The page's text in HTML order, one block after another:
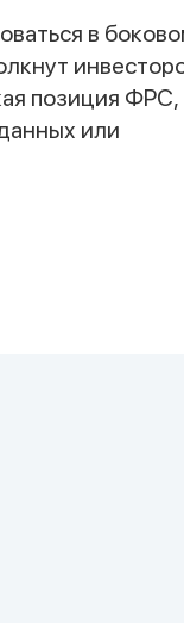
в
позиция ФРС,
или